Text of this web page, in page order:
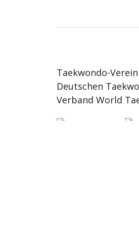
Taekwondo-
Deutschen
Verband World